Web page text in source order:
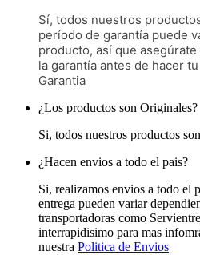
Sí, todos nuestros
período de garantía puede
producto, así que
la garantía antes de hacer
Garantia
¿Los productos son Originales?
Si, todos nuestros productos
¿Hacen envios a todo el pais?
Si, realizamos envios a todo el
entrega pueden variar
transportadoras como
interrapidisimo para mas
nuestra Politica de Envios